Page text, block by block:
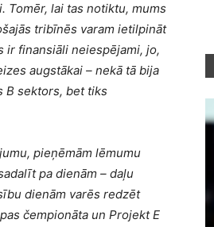
Tomēr, lai tas notiktu, mums
tribīnēs varam ietilpināt
ir finansiāli neiespējami, jo,
augstākai – nekā tā bija
B sektors, bet tiks
pieņēmām lēmumu
pa dienām – daļu
dienām varēs redzēt
čempionāta un Projekt E